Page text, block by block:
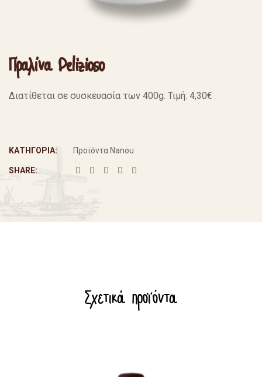
Πραλίνα Delizioso
Διατίθεται σε συσκευασία των 400g. Τιμή: 4,30€
ΚΑΤΗΓΟΡΊΑ: Προϊόντα Nanou
SHARE:
Σχετικά προϊόντα